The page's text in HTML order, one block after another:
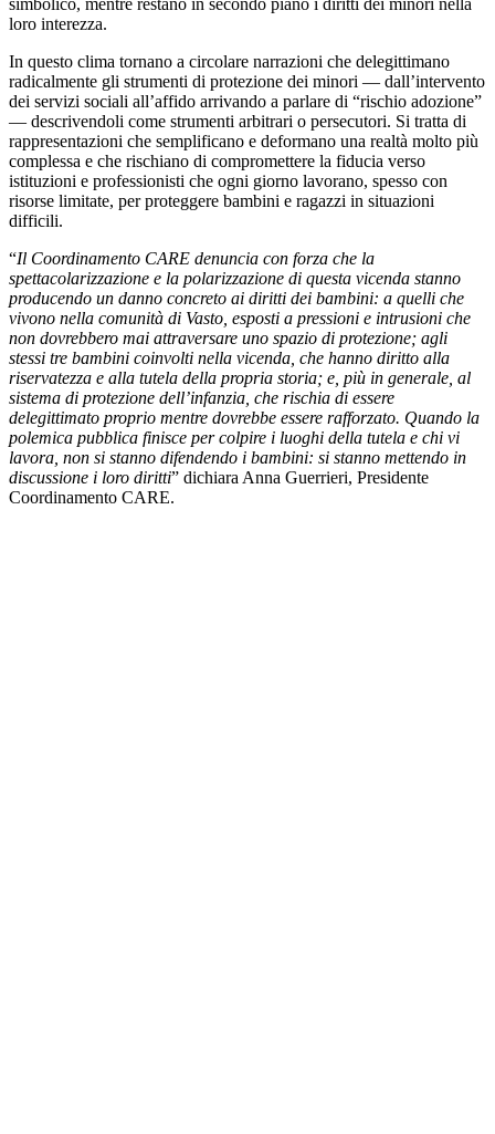
loro interezza.
In questo clima tornano a circolare narrazioni che delegittimano
radicalmente gli strumenti di protezione dei minori — dall’intervento
dei servizi sociali all’affido arrivando a parlare di “rischio adozione”
— descrivendoli come strumenti arbitrari o persecutori. Si tratta di
rappresentazioni che semplificano e deformano una realtà molto più
complessa e che rischiano di compromettere la fiducia verso
istituzioni e professionisti che ogni giorno lavorano, spesso con
risorse limitate, per proteggere bambini e ragazzi in situazioni
difficili.
“Il Coordinamento CARE denuncia con forza che la
spettacolarizzazione e la polarizzazione di questa vicenda stanno
producendo un danno concreto ai diritti dei bambini: a quelli che
vivono nella comunità di Vasto, esposti a pressioni e intrusioni che
non dovrebbero mai attraversare uno spazio di protezione; agli
stessi tre bambini coinvolti nella vicenda, che hanno diritto alla
riservatezza e alla tutela della propria storia; e, più in generale, al
sistema di protezione dell’infanzia, che rischia di essere
delegittimato proprio mentre dovrebbe essere rafforzato. Quando la
polemica pubblica finisce per colpire i luoghi della tutela e chi vi
lavora, non si stanno difendendo i bambini: si stanno mettendo in
discussione i loro diritti” dichiara Anna Guerrieri, Presidente
Coordinamento CARE.